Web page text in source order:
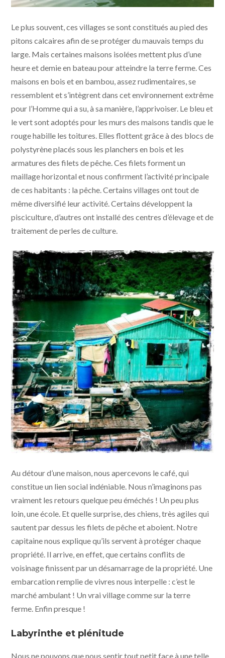
Le plus souvent, ces villages se sont constitués au pied des
pitons calcaires afin de se protéger du mauvais temps du
large. Mais certaines maisons isolées mettent plus d’une
heure et demie en bateau pour atteindre la terre ferme. Ces
maisons en bois et en bambou, assez rudimentaires, se
ressemblent et s’intègrent dans cet environnement extrême
pour l’Homme qui a su, à sa manière, l’apprivoiser. Le bleu et
le vert sont adoptés pour les murs des maisons tandis que le
rouge habille les toitures. Elles flottent grâce à des blocs de
polystyrène placés sous les planchers en bois et les
armatures des filets de pêche. Ces filets forment un
maillage horizontal et nous confirment l’activité principale
de ces habitants : la pêche. Certains villages ont tout de
même diversifié leur activité. Certains développent la
pisciculture, d’autres ont installé des centres d’élevage et de
traitement de perles de culture.
Au détour d’une maison, nous apercevons le café, qui
constitue un lien social indéniable. Nous n’imaginons pas
vraiment les retours quelque peu éméchés ! Un peu plus
loin, une école. Et quelle surprise, des chiens, très agiles qui
sautent par dessus les filets de pêche et aboient. Notre
capitaine nous explique qu’ils servent à protéger chaque
propriété. Il arrive, en effet, que certains conflits de
voisinage finissent par un désamarrage de la propriété. Une
embarcation remplie de vivres nous interpelle : c’est le
marché ambulant ! Un vrai village comme sur la terre
ferme. Enfin presque !
Labyrinthe et plénitude
Nous ne pouvons que nous sentir tout petit face à une telle